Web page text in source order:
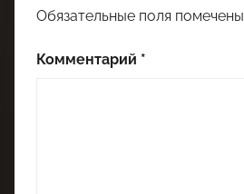
Обязательные поля помечены
Комментарий *